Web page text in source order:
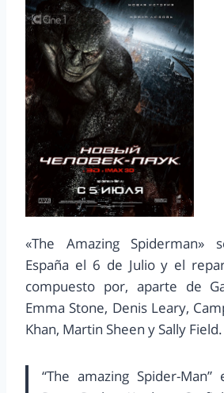
«The Amazing Spiderman»
España el 6 de Julio y el
compuesto por, aparte de
Emma Stone, Denis Leary,
Khan, Martin Sheen y Sally Field.
“The amazing Spider-